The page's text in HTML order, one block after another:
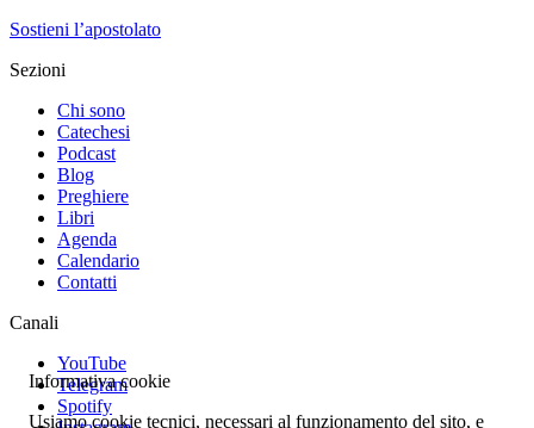
Sostieni l’apostolato
Sezioni
Chi sono
Catechesi
Podcast
Blog
Preghiere
Libri
Agenda
Calendario
Contatti
Canali
YouTube
Telegram
Spotify
Informativa cookie
Usiamo cookie tecnici, necessari al funzionamento del sito, e